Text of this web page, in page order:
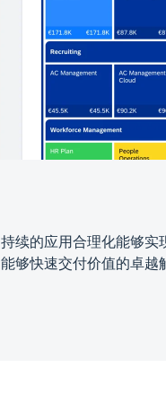
持续的应用合理化能够实
能够快速交付价值的卓越